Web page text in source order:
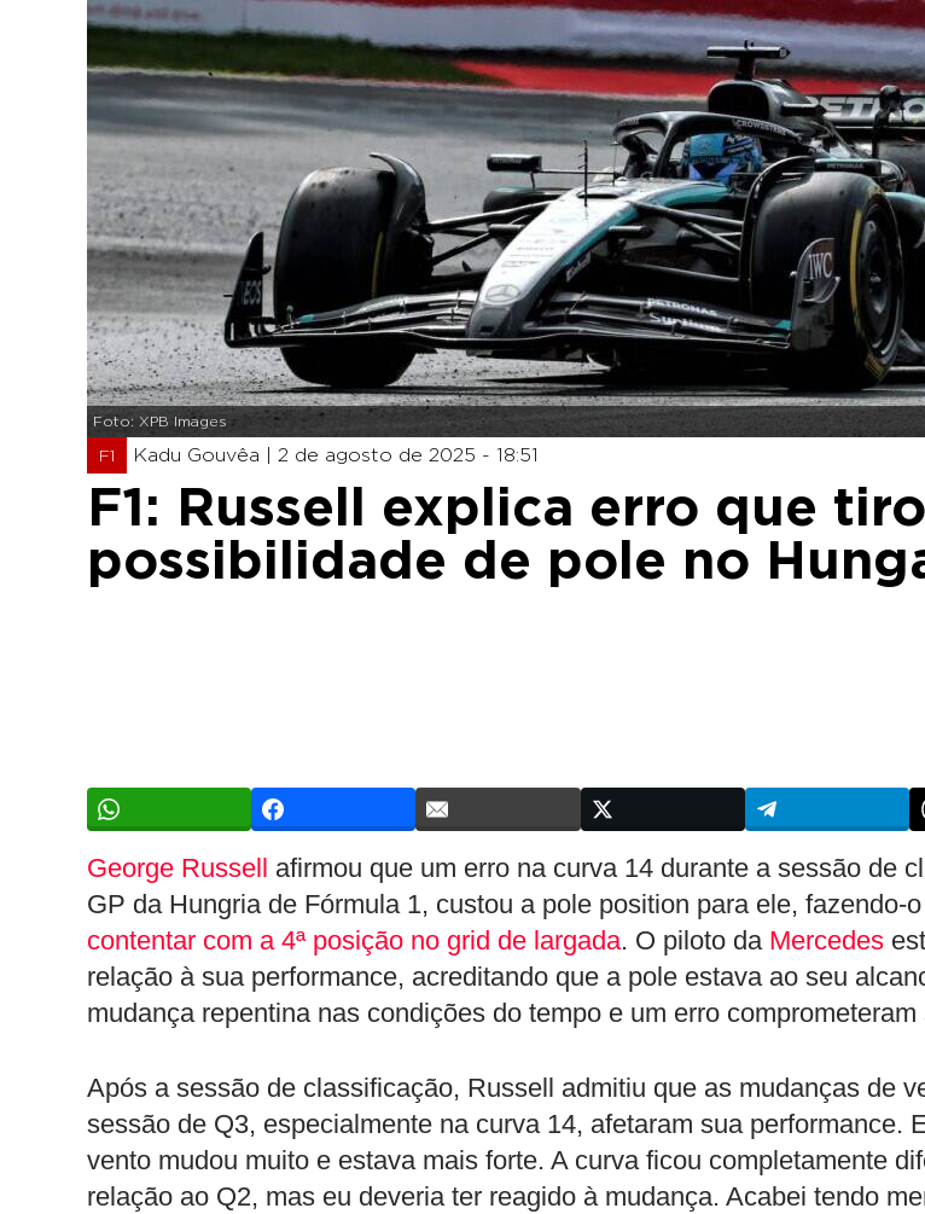
Foto: XPB Images
F1 Kadu Gouvêa | 2 de agosto de 2025 - 18:51
F1: Russell explica erro que
possibilidade de pole no
George Russell afirmou que um erro na curva 14 durante a sessão de
GP da Hungria de Fórmula 1, custou a pole position para ele, fazendo-
contentar com a 4ª posição no grid de largada. O piloto da Mercedes
relação à sua performance, acreditando que a pole estava ao seu
mudança repentina nas condições do tempo e um erro
Após a sessão de classificação, Russell admitiu que as mudanças de
sessão de Q3, especialmente na curva 14, afetaram sua performance.
vento mudou muito e estava mais forte. A curva ficou completamente
relação ao Q2, mas eu deveria ter reagido à mudança. Acabei tendo